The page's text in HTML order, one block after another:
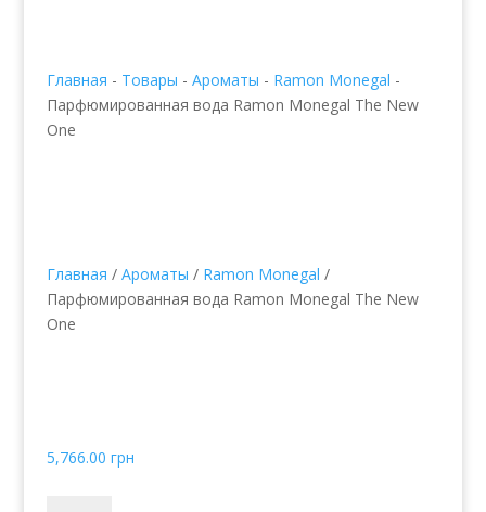
Главная - Товары - Ароматы - Ramon Monegal -
Парфюмированная вода Ramon Monegal The New
One
Главная / Ароматы / Ramon Monegal /
Парфюмированная вода Ramon Monegal The New
One
5,766.00 грн